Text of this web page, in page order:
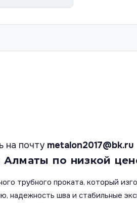
на почту metalon2017@bk.ru
Алматы по низкой
трубного проката, который
надежность шва и стабильные